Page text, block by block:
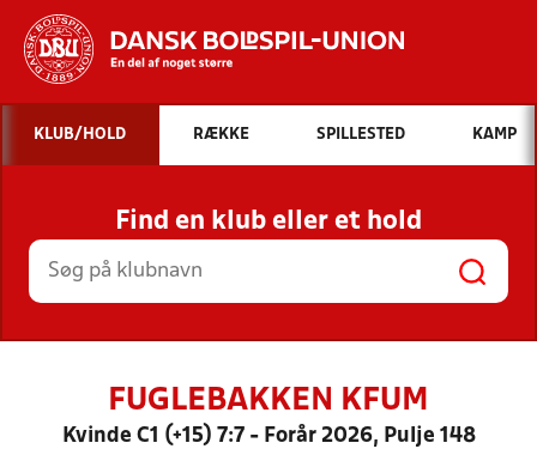
Hvad vil du søge efter?
INDHOLD OG NYHEDER
STILLINGER, RESULTATER, KLUBBER OG
HOLD
KLUB/HOLD RÆKKE SPILLESTED KAMP
Find en klub eller et hold
FUGLEBAKKEN KFUM
Kvinde C1 (+15) 7:7 - Forår 2026, Pulje 148